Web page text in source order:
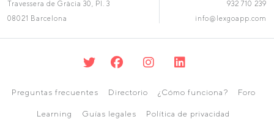
Travessera de Gràcia 30, Pl. 3
08021 Barcelona
932 710 239
info@lexgoapp.com
Preguntas frecuentes Directorio ¿Cómo funciona? Foro
Learning Guías legales Política de privacidad